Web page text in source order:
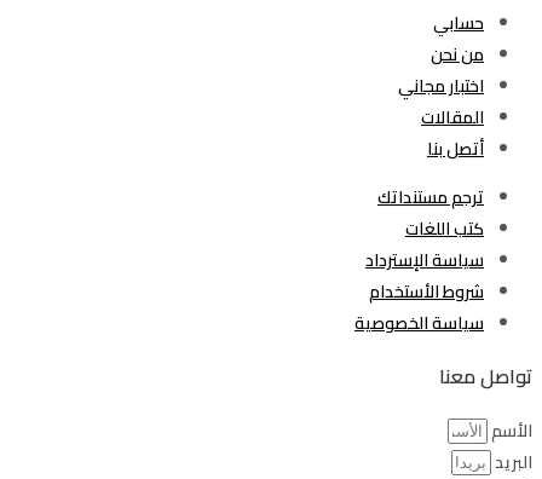
حسابي
من نحن
اختبار مجاني
المقالات
أتصل بنا
ترجم مستنداتك
كتب اللغات
سياسة الإسترداد
شروط الأستخدام
سياسة الخصوصية
تواصل معنا
الأسم
البريد